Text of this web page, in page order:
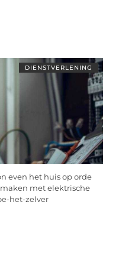
DIENSTVERLENING
even het huis op orde
met elektrische
het-zelver